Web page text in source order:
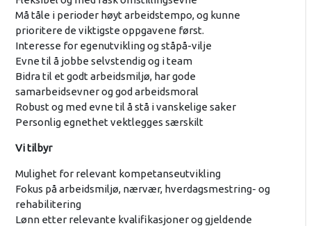
Må tåle i perioder høyt arbeidstempo, og kunne
prioritere de viktigste oppgavene først.
Interesse for egenutvikling og ståpå-vilje
Evne til å jobbe selvstendig og i team
Bidra til et godt arbeidsmiljø, har gode
samarbeidsevner og god arbeidsmoral
Robust og med evne til å stå i vanskelige saker
Personlig egnethet vektlegges særskilt
Vi tilbyr
Mulighet for relevant kompetanseutvikling
Fokus på arbeidsmiljø, nærvær, hverdagsmestring- og
rehabilitering
Lønn etter relevante kvalifikasjoner og gjeldende